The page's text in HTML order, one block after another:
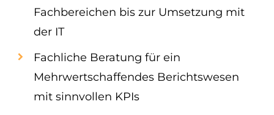
Fachbereichen bis zur Umsetzung mit
der IT
Fachliche Beratung für ein
Mehrwertschaffendes Berichtswesen
mit sinnvollen KPIs